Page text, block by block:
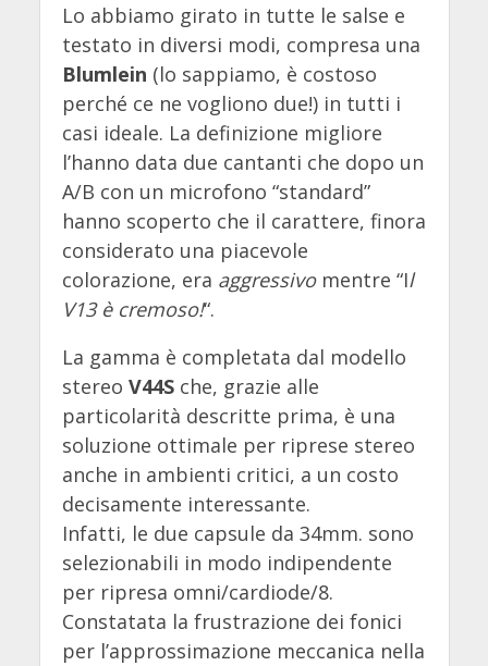
Lo abbiamo girato in tutte le salse e
testato in diversi modi, compresa una
Blumlein (lo sappiamo, è costoso
perché ce ne vogliono due!) in tutti i
casi ideale. La definizione migliore
l’hanno data due cantanti che dopo un
A/B con un microfono “standard”
hanno scoperto che il carattere, finora
considerato una piacevole
colorazione, era aggressivomentre “Il
V13 è cremoso!“.
La gamma è completata dal modello
stereo V44Sche, grazie alle
particolarità descritte prima, è una
soluzione ottimale per riprese stereo
anche in ambienti critici, a un costo
decisamente interessante.
Infatti, le due capsule da 34mm. sono
selezionabili in modo indipendente
per ripresa omni/cardiode/8.
Constatata la frustrazione dei fonici
per l’approssimazione meccanica nella